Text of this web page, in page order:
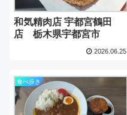
和気精肉店 宇都宮鶴田
店 栃木県宇都宮市
2026.06.25
食べ歩き